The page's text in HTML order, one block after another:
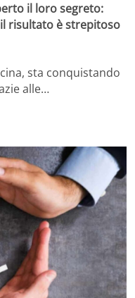
il loro segreto:
risultato è strepitoso
sta conquistando
alle…